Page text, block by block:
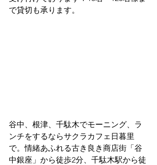
で貸切も承ります。
谷中、根津、千駄木でモーニング、ラ
ンチをするならサクラカフェ日暮里
で。情緒あふれる古き良き商店街「谷
中銀座」から徒歩2分、千駄木駅から徒